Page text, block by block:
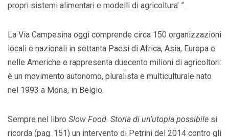
propri sistemi alimentari e modelli di agricoltura’ ”.
La Via Campesina oggi comprende circa 150 organizzazioni
locali e nazionali in settanta Paesi di Africa, Asia, Europa e
nelle Americhe e rappresenta duecento milioni di agricoltori:
è un movimento autonomo, pluralista e multiculturale nato
nel 1993 a Mons, in Belgio.
Sempre nel libro Slow Food. Storia di un’utopia possibile si
ricorda (pag. 151) un intervento di Petrini del 2014 contro gli